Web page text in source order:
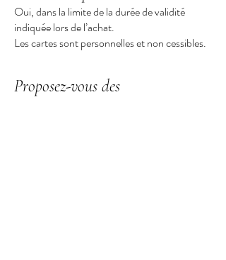
Oui, dans la limite de la durée de validité
indiquée lors de l’achat.
Les cartes sont personnelles et non cessibles.
Proposez-vous des